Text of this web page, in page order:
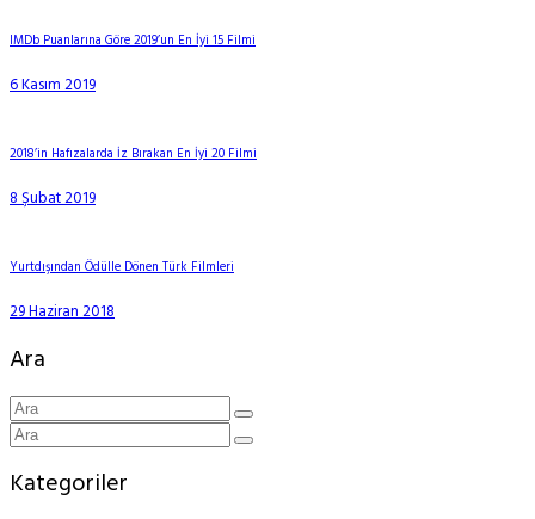
IMDb Puanlarına Göre 2019’un En İyi 15 Filmi
6 Kasım 2019
2018’in Hafızalarda İz Bırakan En İyi 20 Filmi
8 Şubat 2019
Yurtdışından Ödülle Dönen Türk Filmleri
29 Haziran 2018
Ara
Kategoriler